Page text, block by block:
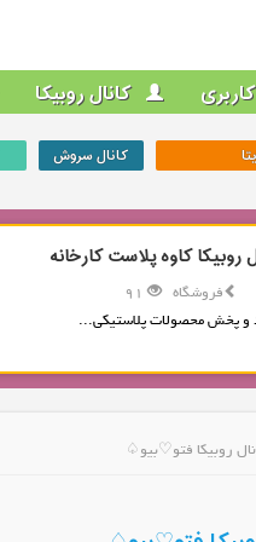
کانال روبیکا
کانال سروش
روبیکا کاوه پلاست کارخانه
فروشگاه
91
و پخش محصولات پلاستیکی...
روبیکا فتو♡بیو♤